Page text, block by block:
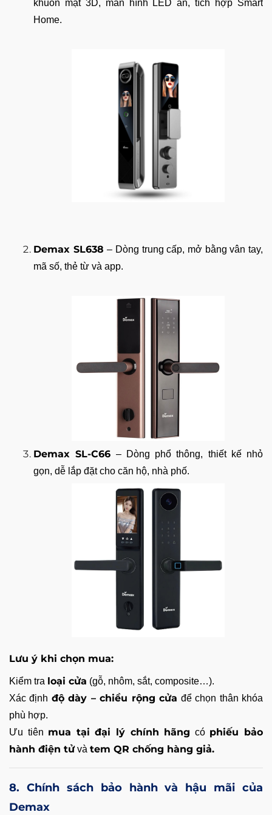
khuôn mặt 3D, màn hình LED ẩn, tích hợp Smart
Home.
Demax SL638– Dòng trung cấp, mở bằng vân tay,
mã số, thẻ từ và app.
Demax SL-C66 – Dòng phổ thông, thiết kế nhỏ
gọn, dễ lắp đặt cho căn hộ, nhà phố.
Lưu ý khi chọn mua:
Kiểm tra loại cửa (gỗ, nhôm, sắt, composite…).
Xác định độ dày – chiều rộng cửa để chọn thân khóa
phù hợp.
Ưu tiên mua tại đại lý chính hãng có phiếu bảo
hành điện tửvà tem QR chống hàng giả.
8. Chính sách bảo hành và hậu mãi của
Demax